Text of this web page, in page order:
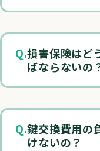
損害保険はど
ばならないの
鍵交換費用の
けないの？